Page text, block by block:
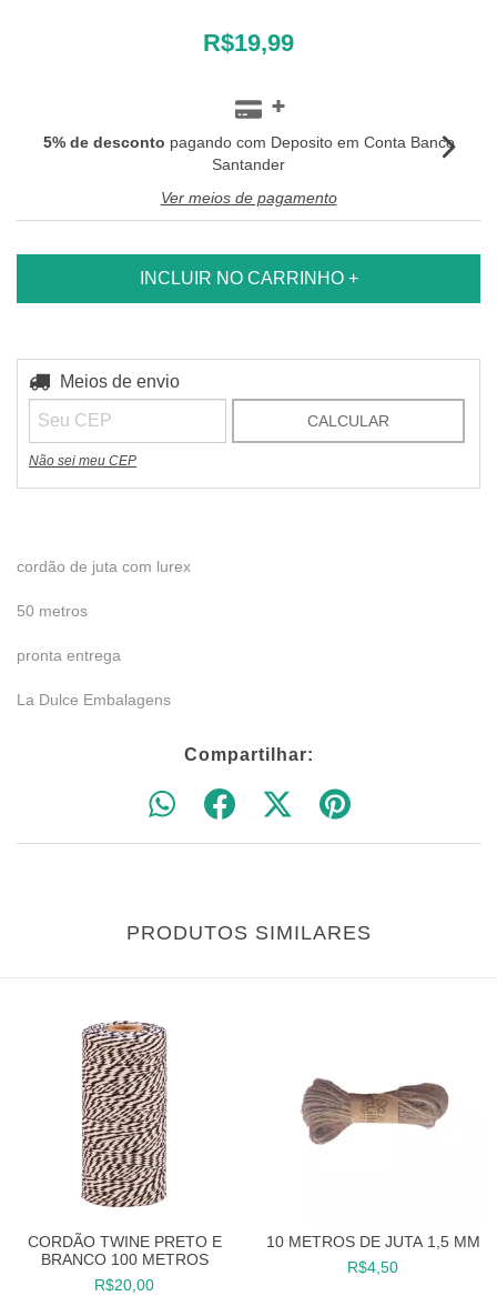
R$19,99
5% de desconto pagando com Deposito em Conta Banco
Santander
Ver meios de pagamento
Entregas para o CEP:
Meios de envio
CALCULAR
Não sei meu CEP
cordão de juta com lurex
50 metros
pronta entrega
La Dulce Embalagens
Compartilhar:
PRODUTOS SIMILARES
CORDÃO TWINE PRETO E
BRANCO 100 METROS
R$20,00
10 METROS DE JUTA 1,5 MM
R$4,50